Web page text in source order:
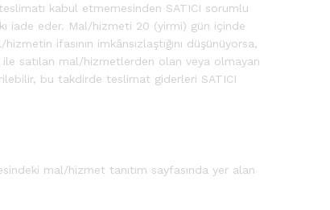
kabul etmemesinden SATICI sorumlu
iade eder. Mal/hizmeti 20 (yirmi) gün içinde
ifasının imkânsızlaştığını düşünüyorsa,
satılan mal/hizmetlerden olan veya olmayan
bu takdirde teslimat giderleri SATICI
mal/hizmet tanıtım sayfasında yer alan